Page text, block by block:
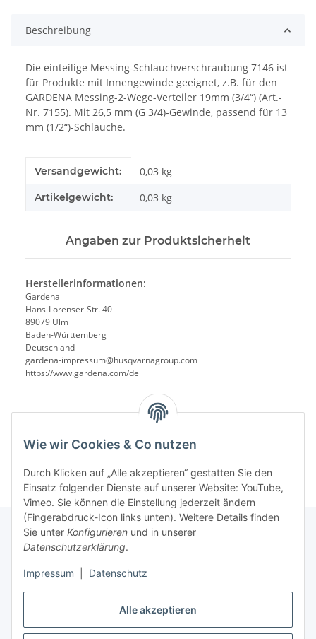
Alle akzeptieren
Wie wir Cookies & Co nutzen
Durch Klicken auf „Alle akzeptieren“ gestatten Sie den
Einsatz folgender Dienste auf unserer Website: YouTube,
Vimeo. Sie können die Einstellung jederzeit ändern
(Fingerabdruck-Icon links unten). Weitere Details finden
Sie unter Konfigurieren und in unserer
Datenschutzerklärung.
Impressum Datenschutz
Beschreibung
Die einteilige Messing-Schlauchverschraubung 7146 ist
für Produkte mit Innengewinde geeignet, z.B. für den
GARDENA Messing-2-Wege-Verteiler 19mm (3/4“) (Art.-
Nr. 7155). Mit 26,5 mm (G 3/4)-Gewinde, passend für 13
mm (1/2“)-Schläuche.
Produkteigenschaft
Wert
Versandgewicht: 0,03 kg
Artikelgewicht: 0,03 kg
Angaben zur Produktsicherheit
Herstellerinformationen:
Gardena
Hans-Lorenser-Str. 40
89079 Ulm
Baden-Württemberg
Deutschland
gardena-impressum@husqvarnagroup.com
https://www.gardena.com/de
Gesetzliche Informationen